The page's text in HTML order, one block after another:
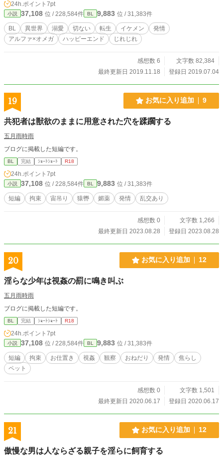
─── 王を絶望から救うため、城の面々は猫を人化させるべく
奮闘するのだが─── ※※※※※※※※※※ 『猫視点による
プロローグ編』 王様の猫 ～大丈夫、野良猫を保護するやつ
に悪いやつはいない～ の続きです。あわせてお読みいただけ
ればと思います★ ※※※※※※※※※※※※※※※※ 第七回
24h.ポイント 7pt
小説 37,108 位 / 228,584件 BL 9,883 位 / 31,383件
BL 異世界 溺愛 切ない 転生 イケメン
発情
アルファ×オメガ
ハッピーエンド じれじれ
感想数 6
文字数 82,384
最終更新日 2019.11.18
登録日 2019.07.04
19 お気に入り追加 9
共犯者は獣欲のままに用意された穴を蹂躙する
五月雨時雨
ブログに掲載した短編です。
BL 完結 ｼｮｰﾄｼｮｰﾄ R18
24h.ポイント 7pt
小説 37,108 位 / 228,584件 BL 9,883 位 / 31,383件
短編 拘束 宙吊り 猿轡 媚薬 発情 乱交あり
感想数 0
文字数 1,266
最終更新日 2023.08.28
登録日 2023.08.28
20 お気に入り追加 12
淫らな少年は視姦の罰に鳴き叫ぶ
五月雨時雨
ブログに掲載した短編です。
BL 完結 ｼｮｰﾄｼｮｰﾄ R18
24h.ポイント 7pt
小説 37,108 位 / 228,584件 BL 9,883 位 / 31,383件
短編 拘束 お仕置き 視姦 観察 おねだり 発情
焦らし
ペット
感想数 0
文字数 1,501
最終更新日 2020.06.17
登録日 2020.06.17
21 お気に入り追加 12
傲慢な男は人ならざる親子を淫らに飼育する